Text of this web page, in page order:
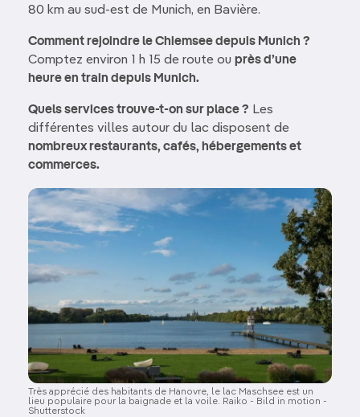
80 km au sud-est de Munich, en Bavière.
Comment rejoindre le Chiemsee depuis Munich ?
Comptez environ 1 h 15 de route ou près d’une
heure en train depuis Munich.
Quels services trouve-t-on sur place ? Les
différentes villes autour du lac disposent de
nombreux restaurants, cafés, hébergements et
commerces.
Image
Très apprécié des habitants de Hanovre, le lac Maschsee est un
lieu populaire pour la baignade et la voile. Raiko - Bild in motion -
Shutterstock